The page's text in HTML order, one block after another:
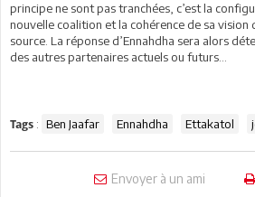
principe ne sont pas tranchées, c’est la
nouvelle coalition et la cohérence de sa
source. La réponse d’Ennahdha sera alors
des autres partenaires actuels ou futurs…
Tags : Ben Jaafar Ennahdha Ettakatol
Envoyer à un ami